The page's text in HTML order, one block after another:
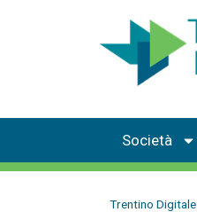
Società
Trentino Digitale